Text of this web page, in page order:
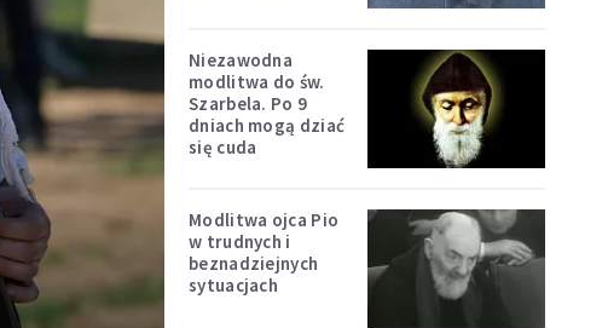
Niezawodna
modlitwa do św.
Szarbela. Po 9
dniach mogą dziać
się cuda
Modlitwa ojca Pio
w trudnych i
beznadziejnych
sytuacjach